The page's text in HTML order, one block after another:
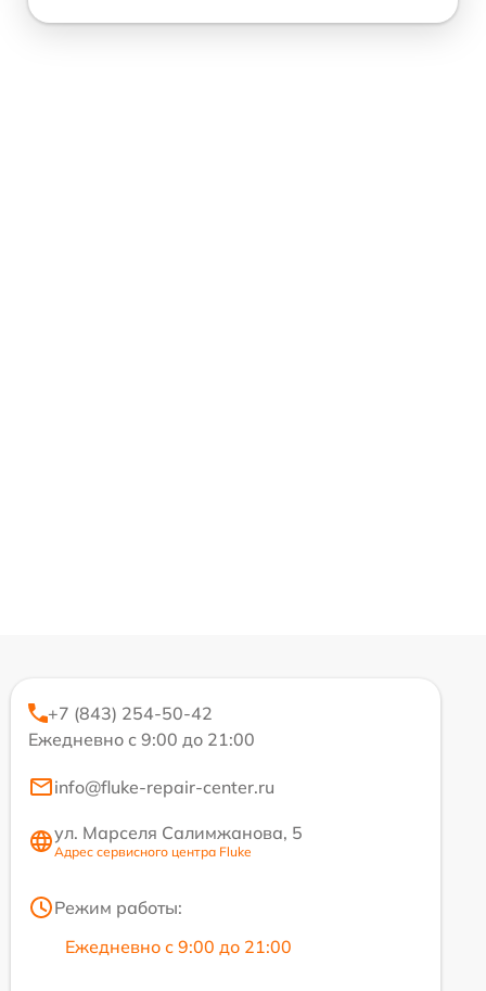
+7 (843) 254-50-42
Ежедневно с 9:00 до 21:00
info@fluke-repair-center.ru
ул. Марселя Салимжанова, 5
Адрес сервисного центра Fluke
Режим работы:
Ежедневно с 9:00 до 21:00